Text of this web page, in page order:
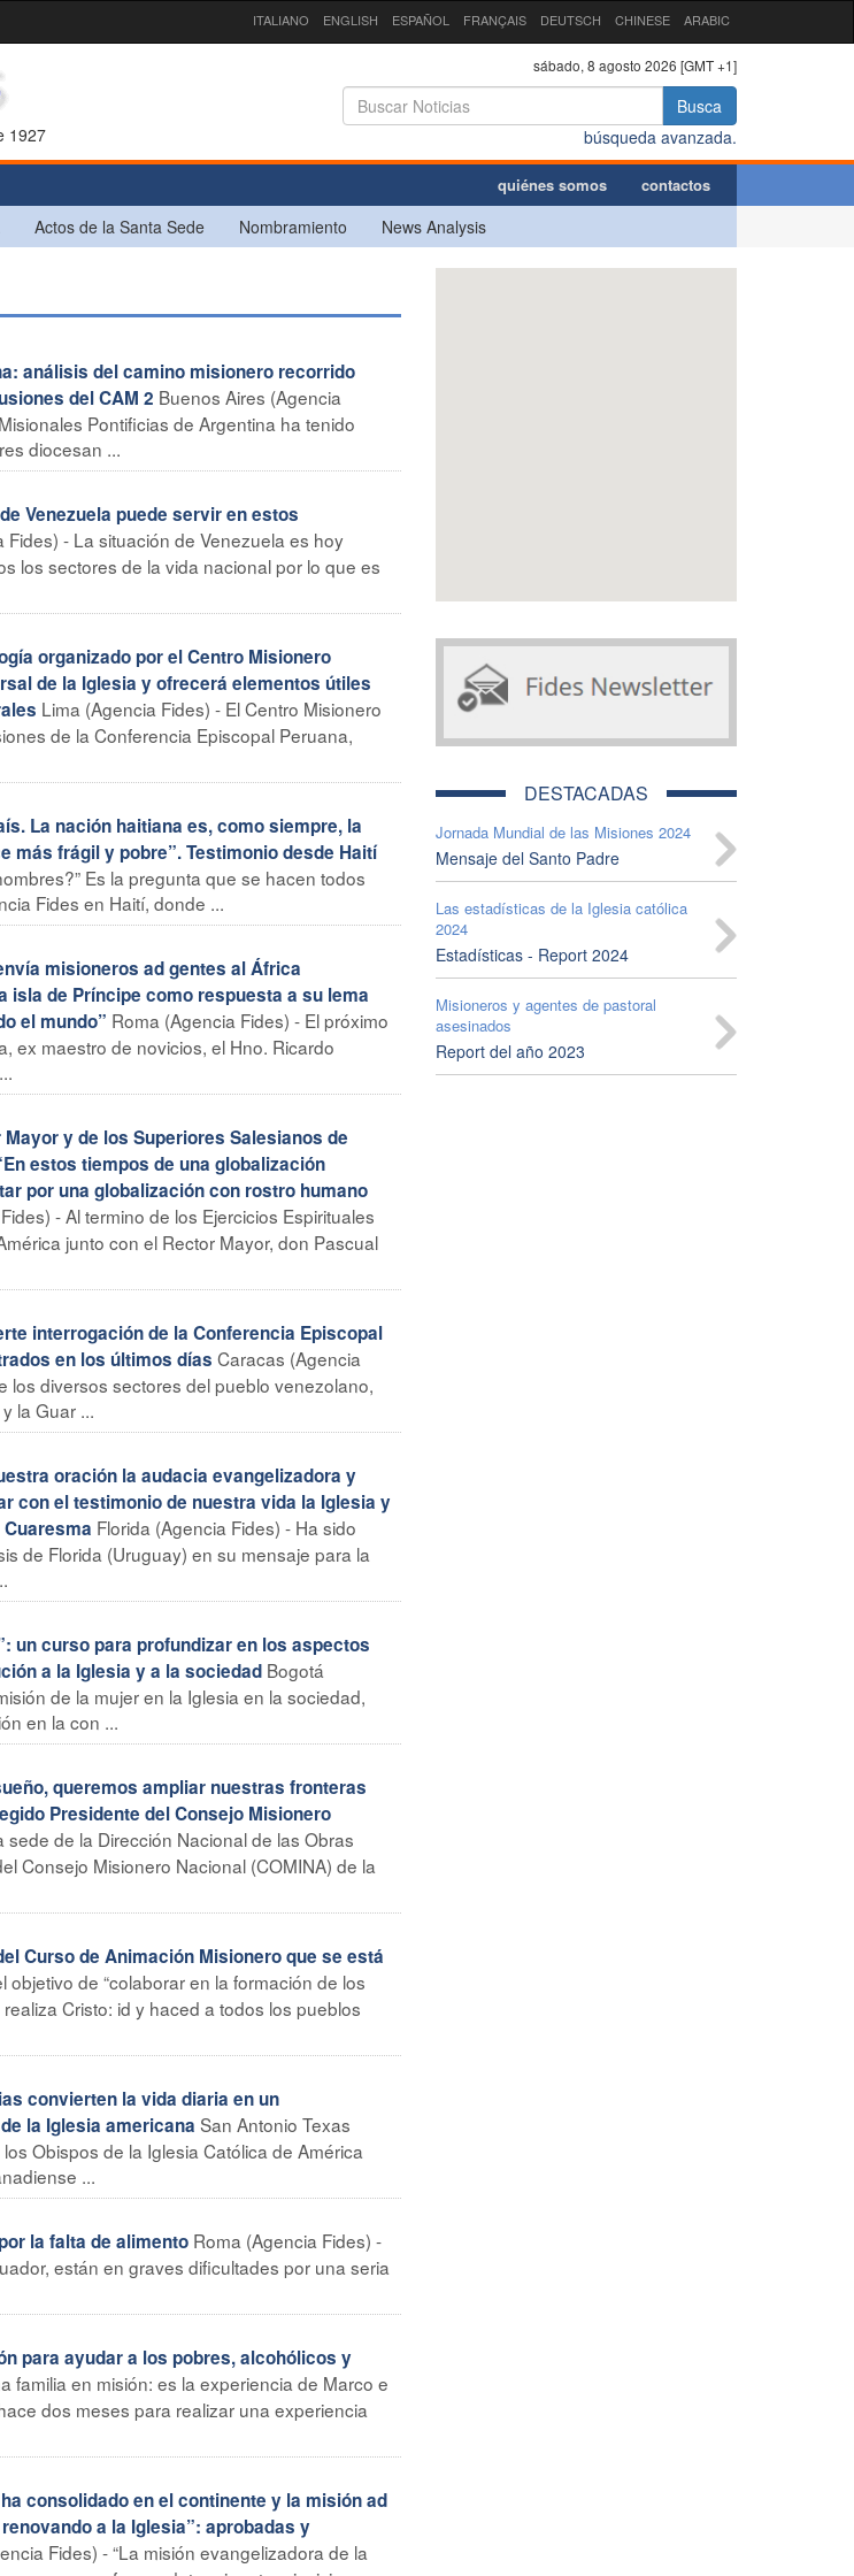
ITALIANO ENGLISH ESPAÑOL FRANÇAIS DEUTSCH CHINESE ARABIC
1927
sábado, 8 agosto 2026 [GMT +1]
Busca
búsqueda avanzada.
quiénes somos contactos
Actos de la Santa Sede Nombramiento News Analysis
análisis del camino misionero recorrido
del CAM 2 Buenos Aires (Agencia
Pontificias de Argentina ha tenido
diocesan ...
Venezuela puede servir en estos
Fides) - La situación de Venezuela es hoy
los sectores de la vida nacional por lo que es
organizado por el Centro Misionero
de la Iglesia y ofrecerá elementos útiles
Lima (Agencia Fides) - El Centro Misionero
de la Conferencia Episcopal Peruana,
La nación haitiana es, como siempre, la
más frágil y pobre”. Testimonio desde Haití
Es la pregunta que se hacen todos
Fides en Haití, donde ...
misioneros ad gentes al África
de Príncipe como respuesta a su lema
el mundo” Roma (Agencia Fides) - El próximo
ex maestro de novicios, el Hno. Ricardo
y de los Superiores Salesianos de
estos tiempos de una globalización
por una globalización con rostro humano
- Al termino de los Ejercicios Espirituales
junto con el Rector Mayor, don Pascual
interrogación de la Conferencia Episcopal
en los últimos días Caracas (Agencia
los diversos sectores del pueblo venezolano,
la Guar ...
oración la audacia evangelizadora y
con el testimonio de nuestra vida la Iglesia y
Florida (Agencia Fides) - Ha sido
de Florida (Uruguay) en su mensaje para la
un curso para profundizar en los aspectos
a la Iglesia y a la sociedad Bogotá
de la mujer en la Iglesia en la sociedad,
en la con ...
queremos ampliar nuestras fronteras
Presidente del Consejo Misionero
de la Dirección Nacional de las Obras
Consejo Misionero Nacional (COMINA) de la
Curso de Animación Misionero que se está
objetivo de “colaborar en la formación de los
Cristo: id y haced a todos los pueblos
convierten la vida diaria en un
la Iglesia americana San Antonio Texas
Obispos de la Iglesia Católica de América
...
la falta de alimento Roma (Agencia Fides) -
están en graves dificultades por una seria
para ayudar a los pobres, alcohólicos y
familia en misión: es la experiencia de Marco e
dos meses para realizar una experiencia
consolidado en el continente y la misión ad
a la Iglesia”: aprobadas y
Fides) - “La misión evangelizadora de la
DESTACADAS
Jornada Mundial de las Misiones 2024
Mensaje del Santo Padre
Las estadísticas de la Iglesia católica
2024
Estadísticas - Report 2024
Misioneros y agentes de pastoral
asesinados
Report del año 2023